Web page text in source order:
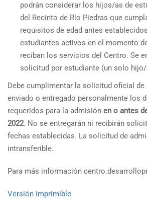
podrán considerar los hijos/as de
del Recinto de Río Piedras que
requisitos de edad antes
estudiantes activos en el momento
reciban los servicios del Centro. Se
solicitud por estudiante (un solo
Debe cumplimentar la solicitud oficial de
enviado o entregado personalmente los
requeridos para la admisión en o antes
2022. No se entregarán ni recibirán
fechas establecidas. La solicitud de
intransferible.
Para más información
Versión imprimible